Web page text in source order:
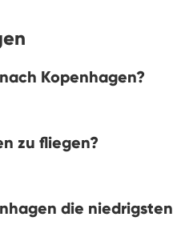
Kopenhagen?
zu fliegen?
die niedrigsten